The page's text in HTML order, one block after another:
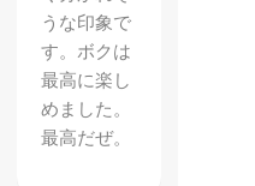
うな印象で
す。ボクは
最高に楽し
めました。
最高だぜ。